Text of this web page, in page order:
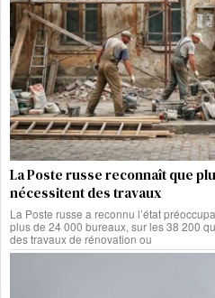
La Poste russe reconnaît que
nécessitent des travaux
La Poste russe a reconnu l’état
plus de 24 000 bureaux, sur les 38 200
des travaux de rénovation ou